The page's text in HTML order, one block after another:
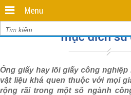
Menu
Mua ống giấy công
mục đích sử
Ống giấy hay lõi giấy công
vật liệu khá quen thuộc với mọi
rộng rãi trong một số ngành
70000
VN.
0935
712